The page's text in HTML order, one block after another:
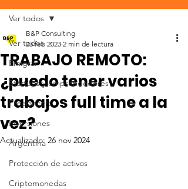
Ver todos
Emigrar
Startups y emprendedores
Freelancers
Inversiones
Argentina
Protección de activos
Criptomonedas
Ver todos
TRABAJO REMOTO:
¿puedo tener varios
trabajos full time a la
vez?
B&P Consulting
23 feb 2023 2 min de lectura
Actualizado: 26 nov 2024